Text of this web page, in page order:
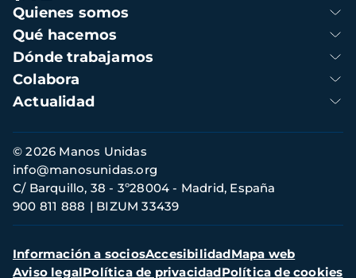
Navegación
principal
Quienes somos
Qué hacemos
Dónde trabajamos
Colabora
Actualidad
Información
de
contacto
© 2026 Manos Unidas
C/ Barquillo, 38 - 3º28004 - Madrid, España
900 811 888
BIZUM 33439
info@manosunidas.org
Menú
secundario
Información a sociosAccesibilidadMapa web
Aviso legalPolítica de privacidadPolítica de cookies